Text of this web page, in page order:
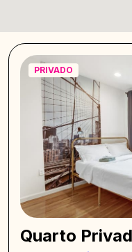
PRIVADO
Quarto